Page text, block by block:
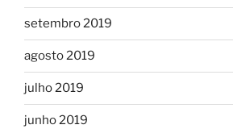
setembro 2019
agosto 2019
julho 2019
junho 2019